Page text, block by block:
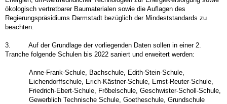
ökologisch vertretbarer Baumaterialen sowie die Auflagen des
Regierungspräsidiums Darmstadt bezüglich der Mindeststandards zu
beachten.
3. Auf der Grundlage der vorliegenden Daten sollen in einer 2.
Tranche folgende Schulen bis 2022 saniert und erweitert werden:
Anne-Frank-Schule, Bachschule, Edith-Stein-Schule,
Eichendorffschule, Erich-Kästner-Schule, Ernst-Reuter-Schule,
Friedrich-Ebert-Schule, Fröbelschule, Geschwister-Scholl-Schule,
Gewerblich Technische Schule, Goetheschule, Grundschule